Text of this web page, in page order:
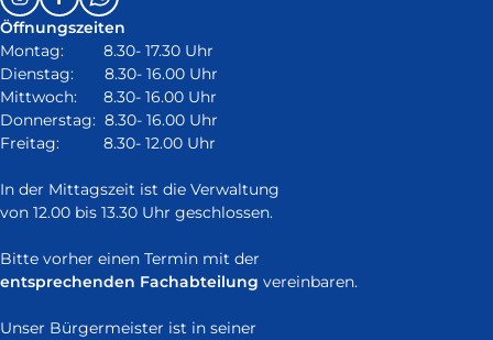
in
neuem
Fenster)
us
on:
Öffnungszeiten
Montag: 8.30- 17.30 Uhr
Dienstag: 8.30- 16.00 Uhr
Mittwoch: 8.30- 16.00 Uhr
Donnerstag: 8.30- 16.00 Uhr
Freitag: 8.30- 12.00 Uhr
In der Mittagszeit ist die Verwaltung
von 12.00 bis 13.30 Uhr geschlossen.
Bitte vorher einen Termin mit der
entsprechenden Fachabteilung vereinbaren.
Unser Bürgermeister ist in seiner